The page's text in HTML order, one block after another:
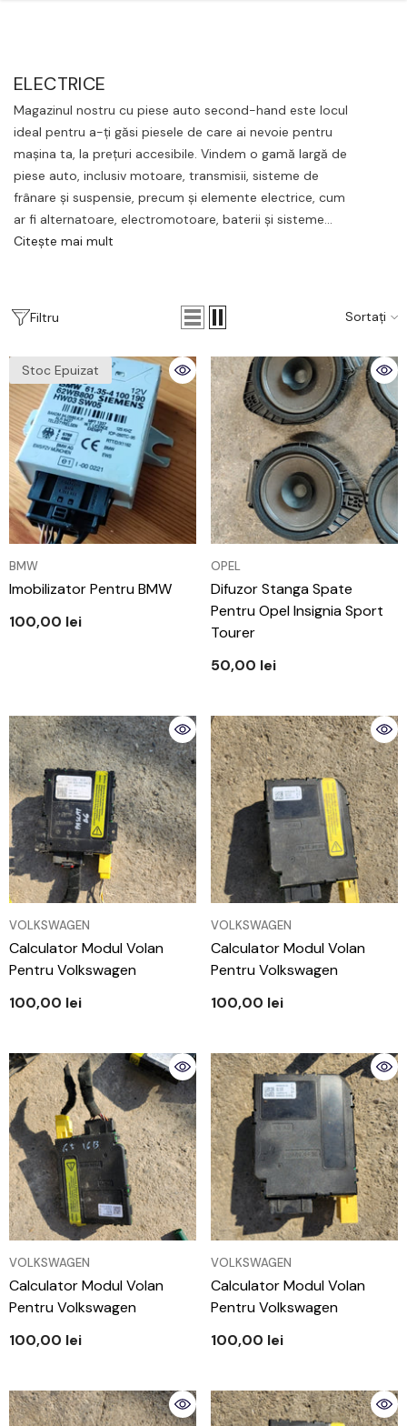
ELECTRICE
Magazinul nostru cu piese auto second-hand este locul
ideal pentru a-ți găsi piesele de care ai nevoie pentru
mașina ta, la prețuri accesibile. Vindem o gamă largă de
piese auto, inclusiv motoare, transmisii, sisteme de
frânare și suspensie, precum și elemente electrice, cum
ar fi alternatoare, electromotoare, baterii și sisteme...
Citește mai mult
Filtru Sortați
Stoc Epuizat
VÂNZĂTOR:
BMW
Imobilizator Pentru BMW
100,00 lei
VÂNZĂTOR:
OPEL
Difuzor Stanga Spate
Pentru Opel Insignia Sport
Tourer
50,00 lei
VÂNZĂTOR:
VOLKSWAGEN
Calculator Modul Volan
Pentru Volkswagen
100,00 lei
VÂNZĂTOR:
VOLKSWAGEN
Calculator Modul Volan
Pentru Volkswagen
100,00 lei
VÂNZĂTOR:
VOLKSWAGEN
Calculator Modul Volan
Pentru Volkswagen
100,00 lei
VÂNZĂTOR:
VOLKSWAGEN
Calculator Modul Volan
Pentru Volkswagen
100,00 lei